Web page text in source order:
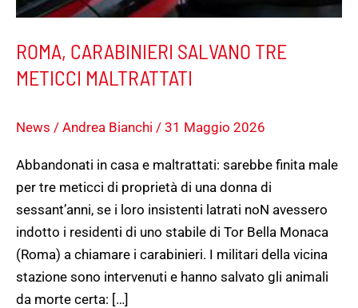
ROMA, CARABINIERI SALVANO TRE
METICCI MALTRATTATI
News / Andrea Bianchi / 31 Maggio 2026
Abbandonati in casa e maltrattati: sarebbe finita male
per tre meticci di proprietà di una donna di
sessant’anni, se i loro insistenti latrati noN avessero
indotto i residenti di uno stabile di Tor Bella Monaca
(Roma) a chiamare i carabinieri. I militari della vicina
stazione sono intervenuti e hanno salvato gli animali
da morte certa: […]